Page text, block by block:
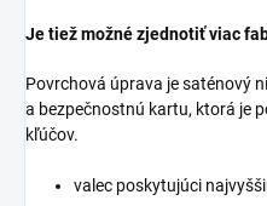
Je tiež možné zjednotiť viac
Povrchová úprava je saténový
a bezpečnostnú kartu, ktorá je
kľúčov.
valec poskytujúci